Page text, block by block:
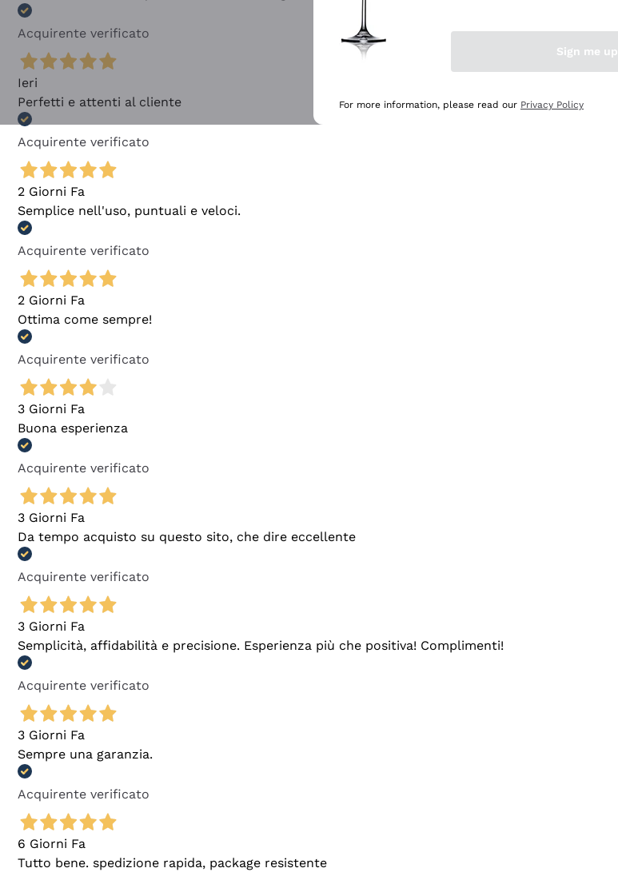
Acquirente verificato
Ieri
Perfetti e attenti al cliente
Acquirente verificato
2 Giorni Fa
Semplice nell'uso, puntuali e veloci.
Acquirente verificato
2 Giorni Fa
Ottima come sempre!
Acquirente verificato
3 Giorni Fa
Buona esperienza
Acquirente verificato
3 Giorni Fa
Da tempo acquisto su questo sito, che dire eccellente
Acquirente verificato
3 Giorni Fa
Semplicità, affidabilità e precisione. Esperienza più che positiva! Complimenti!
Acquirente verificato
3 Giorni Fa
Sempre una garanzia.
Acquirente verificato
6 Giorni Fa
Tutto bene. spedizione rapida, package resistente
Sign me up
For more information, please read our Privacy Policy